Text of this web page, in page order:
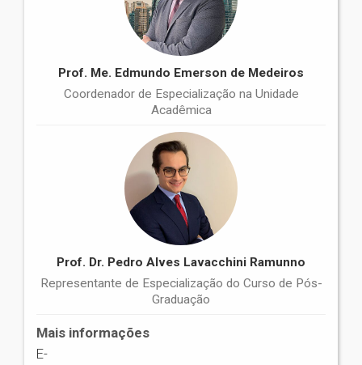
Prof. Me. Edmundo Emerson de Medeiros
Coordenador de Especialização na Unidade
Acadêmica
Prof. Dr. Pedro Alves Lavacchini Ramunno
Representante de Especialização do Curso de Pós-
Graduação
Mais informações
E-